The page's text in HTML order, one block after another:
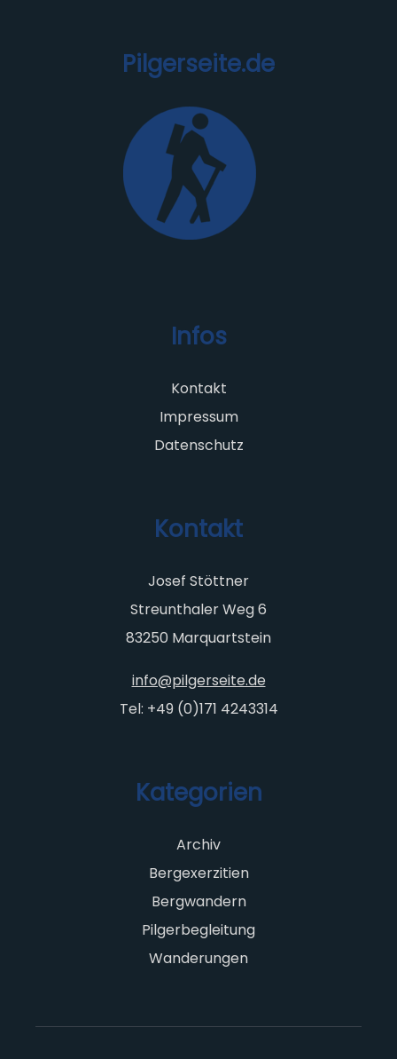
Pilgerseite.de
Infos
Kontakt
Impressum
Datenschutz
Kontakt
Josef Stöttner
Streunthaler Weg 6
83250 Marquartstein
info@pilgerseite.de
Tel: +49 (0)171 4243314
Kategorien
Archiv
Bergexerzitien
Bergwandern
Pilgerbegleitung
Wanderungen